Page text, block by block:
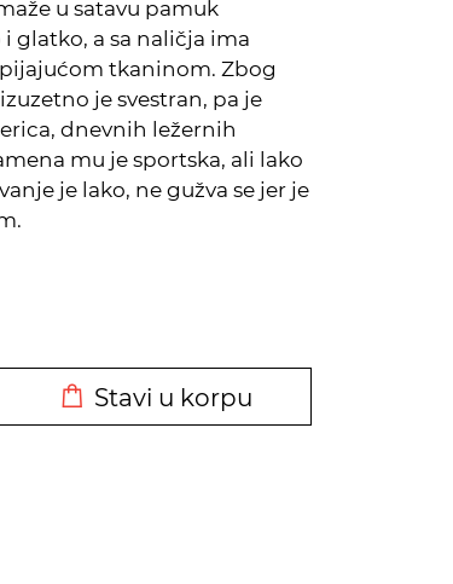
u satavu pamuk
glatko, a sa naličja ima
tkaninom. Zbog
je svestran, pa je
dnevnih ležernih
mu je sportska, ali lako
je lako, ne gužva se jer je
Stavi u korpu